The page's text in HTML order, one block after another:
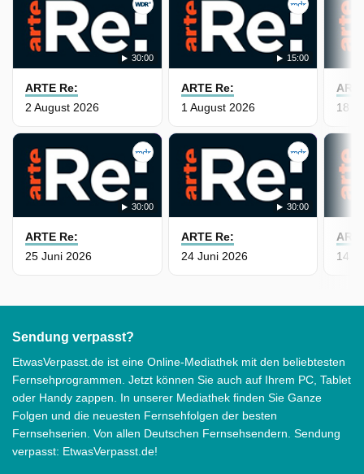
30:00
ARTE Re:
2 August 2026
15:00
ARTE Re:
1 August 2026
30:00
ARTE Re:
25 Juni 2026
30:00
ARTE Re:
24 Juni 2026
18
14
Sendung verpasst?
EtwasVerpasst.de ist eine Online-Mediathek mit den beliebtesten
Fernsehprogrammen. Jetzt können Sie auch auf Ihrem PC, Tablet
oder Handy zappen. In unserer Mediathek finden Sie Ganze
Folgen und die neuesten Fernsehfolgen der besten
Fernsehserien. Von allen Deutschen Fernsehsendern. Sendung
verpasst: EtwasVerpasst.de!